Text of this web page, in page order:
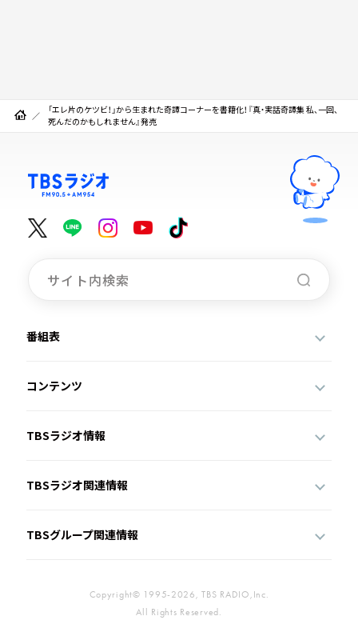
「エレ片のケツビ！」から生まれた奇譚コーナーを書籍化！『真・実話奇譚集 私、一回、
死んだのかもしれません』発売
番組表
コンテンツ
TBSラジオ情報
TBSラジオ関連情報
TBSグループ関連情報
Copyright© 1995-2026, TBS RADIO,Inc.
All Rights Reserved.